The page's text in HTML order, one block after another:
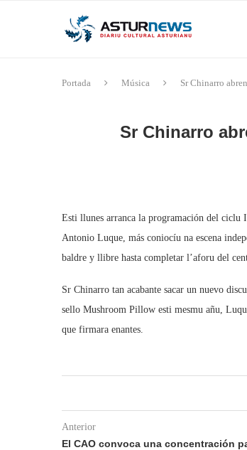
Portada Música Sr Chinarro
Sr Chinarro
Esti llunes arranca la programación del ciclu
Antonio Luque, más coniocíu na escena
baldre y llibre hasta completar l’aforu del
Sr Chinarro tan acabante sacar un nuevo
sello Mushroom Pillow esti mesmu añu,
que firmara enantes.
Anterior
El CAO convoca una concentración